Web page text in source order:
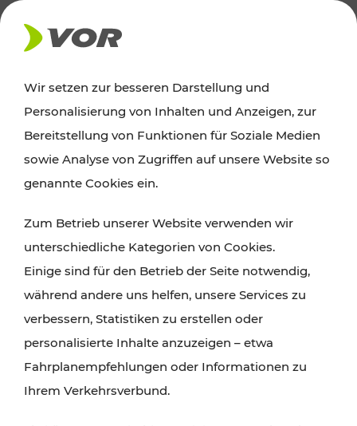
AKTUELLES
News
Alle wichtigen Meldungen zu Fahrplanänderungen,
finden Sie hier im Überblick.
Wir setzen zur besseren Darstellung und
Personalisierung von Inhalten und Anzeigen, zur
Bereitstellung von Funktionen für Soziale Medien
sowie Analyse von Zugriffen auf unsere Website so
genannte Cookies ein.
Zum Betrieb unserer Website verwenden wir
unterschiedliche Kategorien von Cookies.
Einige sind für den Betrieb der Seite notwendig,
während andere uns helfen, unsere Services zu
verbessern, Statistiken zu erstellen oder
personalisierte Inhalte anzuzeigen – etwa
Fahrplanempfehlungen oder Informationen zu
Ihrem Verkehrsverbund.